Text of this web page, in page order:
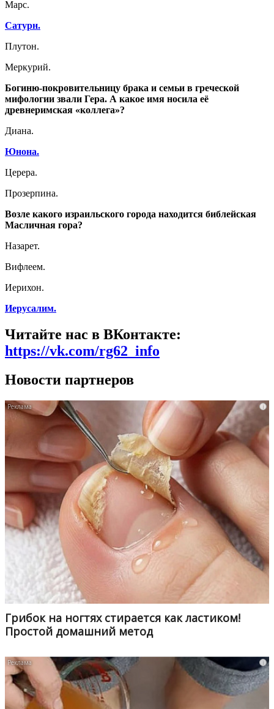
Марс.
Сатурн.
Плутон.
Меркурий.
Богиню-покровительницу брака и семьи в греческой
мифологии звали Гера. А какое имя носила её
древнеримская «коллега»?
Диана.
Юнона.
Церера.
Прозерпина.
Возле какого израильского города находится библейская
Масличная гора?
Назарет.
Вифлеем.
Иерихон.
Иерусалим.
Читайте нас в ВКонтакте:
https://vk.com/rg62_info
Новости партнеров
i
Грибок на ногтях стирается как ластиком!
Простой домашний метод
i